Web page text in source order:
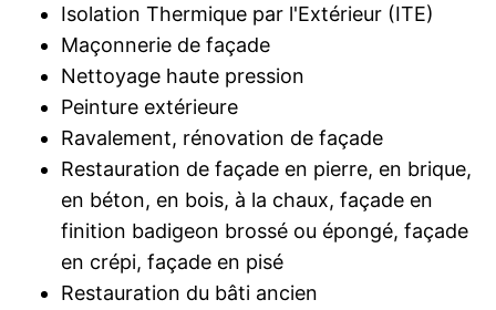
Isolation Thermique par l'Extérieur (ITE)
Maçonnerie de façade
Nettoyage haute pression
Peinture extérieure
Ravalement, rénovation de façade
Restauration de façade en pierre, en brique,
en béton, en bois, à la chaux, façade en
finition badigeon brossé ou épongé, façade
en crépi, façade en pisé
Restauration du bâti ancien